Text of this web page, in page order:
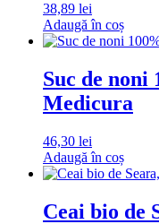
38,89 lei
Adaugă în coș
Suc de noni
Medicura
46,30 lei
Adaugă în coș
Ceai bio de